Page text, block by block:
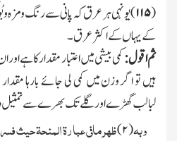
(۱۱۵)یونہی ہر عرق کہ پانی سے رنگ ومزہ
کے یہاں کے اکثر عرق۔
ثم اقول :کمی بیشی میں اعتبار مقدار کاہے
ہیں تو اگر وزن میں کمی لی جائے بارہا
لبالب گھڑے اور گلے تك بھرے سے
وبہ(۲) ظھر مافی عبارۃ المنحۃ حیث